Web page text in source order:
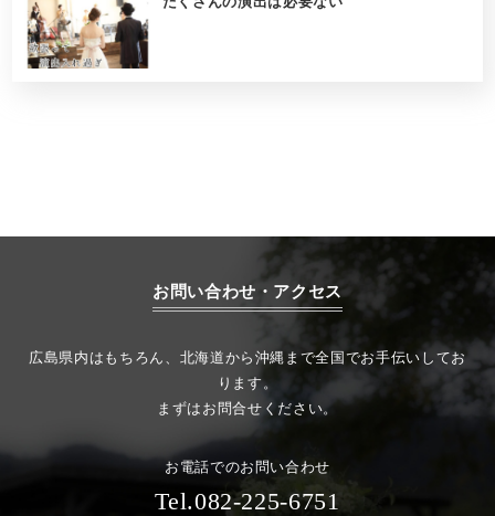
お問い合わせ・アクセス
広島県内はもちろん、北海道から沖縄まで全国でお手伝いしてお
ります。
まずはお問合せください。
お電話でのお問い合わせ
Tel.082-225-6751